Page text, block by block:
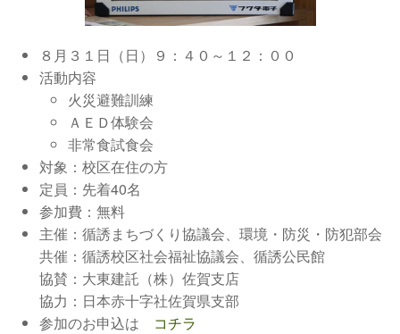
８月３１日（日）９：４０～１２：００
活動内容
火災避難訓練
ＡＥＤ体験会
非常食試食会
対象：校区在住の方
定員：先着40名
参加費：無料
主催：循誘まちづくり協議会、環境・防災・防犯部会
共催：循誘校区社会福祉協議会、循誘公民館
協賛：大東建託（株）佐賀支店
協力：日本赤十字社佐賀県支部
参加のお申込は コチラ